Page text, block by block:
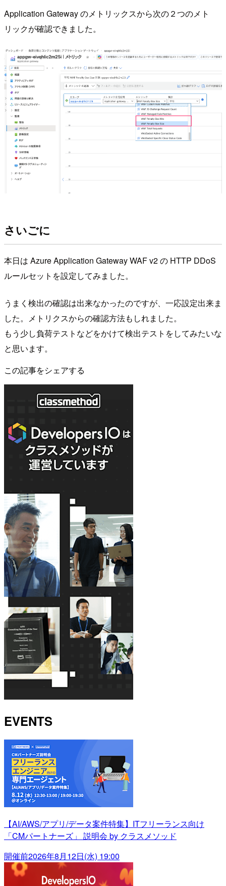
Application Gateway のメトリックスから次の２つのメト
リックが確認できました。
さいごに
本日は Azure Application Gateway WAF v2 の HTTP DDoS
ルールセットを設定してみました。
うまく検出の確認は出来なかったのですが、一応設定出来ま
した。メトリクスからの確認方法もしれました。
もう少し負荷テストなどをかけて検出テストをしてみたいな
と思います。
この記事をシェアする
EVENTS
【AI/AWS/アプリ/データ案件特集】ITフリーランス向け
「CMパートナーズ」 説明会 by クラスメソッド
開催前2026年8月12日(水) 19:00